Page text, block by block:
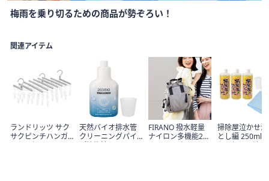
Item
1
1
梅雨を乗り切るための商品が勢ぞろい！
関連アイテム
ランドリッツ サク
サクピンチハンガ
ー 39ピンチ
天然バイオ排水管
クリーニングパイ
プ清浄液NEO800m
FIRANO 撥水軽量
ナイロン多機能2W
AYリュック
掃除屋泣かせ
とし編
ケ&クロス付